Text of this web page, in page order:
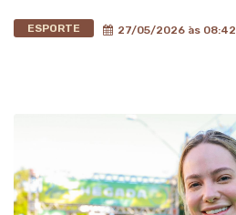
ESPORTE 27/05/2026 às 08:42